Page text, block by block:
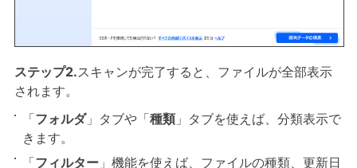
ステップ2.スキャンが完了すると、ファイルが全部表示
されます。
「フォルダ」タブや「種類」タブを使えば、分類表示で
きます。
「フィルター」機能を使えば、ファイルの種類、更新日